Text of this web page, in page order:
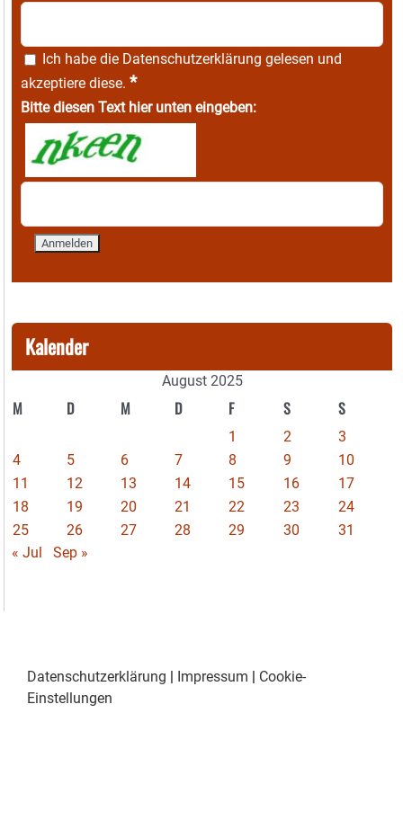
Ich habe die Datenschutzerklärung gelesen und
akzeptiere diese. *
Bitte diesen Text hier unten eingeben:
Kalender
August 2025
M D M D F S S
1 2
3
4
5 6 7 8 9
10
11
12 13 14 15 16
17
18
19 20 21 22 23
24
25
26 27 28 29 30
31
« Jul
Sep »
Datenschutzerklärung | Impressum | Cookie-
Einstellungen